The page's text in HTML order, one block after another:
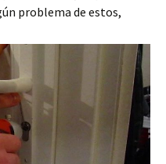
problema de estos,